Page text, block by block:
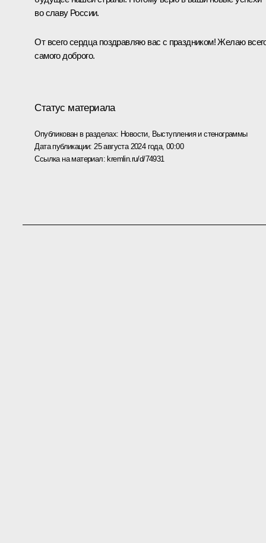
во славу России.
От всего сердца поздравляю вас с праздником! Желаю
самого доброго.
Статус материала
Опубликован в разделах: Новости, Выступления и стенограммы
Дата публикации: 25 августа 2024 года, 00:00
Ссылка на материал:kremlin.ru/d/74931